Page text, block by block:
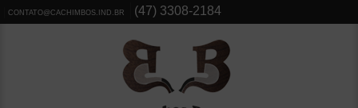
CONTATO@CACHIMBOS.IND.BR (47) 3308-2184